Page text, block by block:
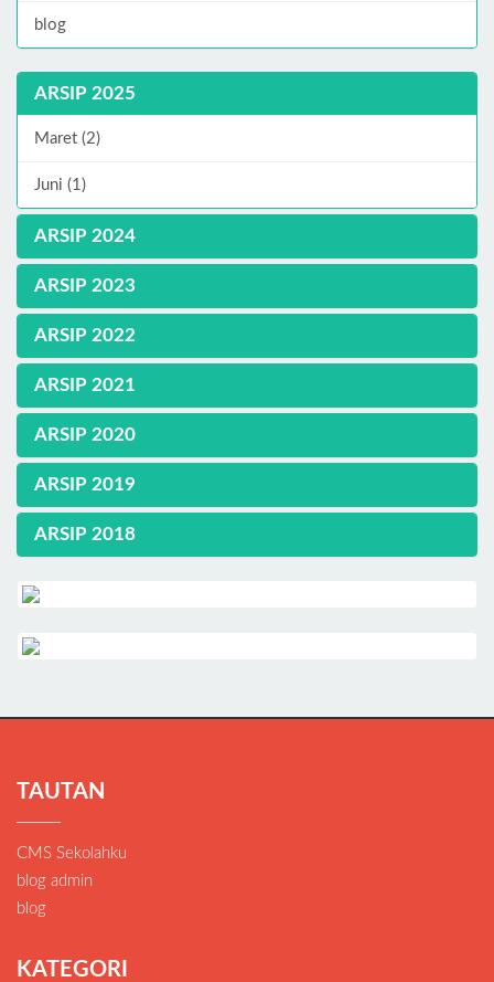
blog
ARSIP 2025
Maret (2)
Juni (1)
ARSIP 2024
ARSIP 2023
ARSIP 2022
ARSIP 2021
ARSIP 2020
ARSIP 2019
ARSIP 2018
TAUTAN
CMS Sekolahku
blog admin
blog
KATEGORI